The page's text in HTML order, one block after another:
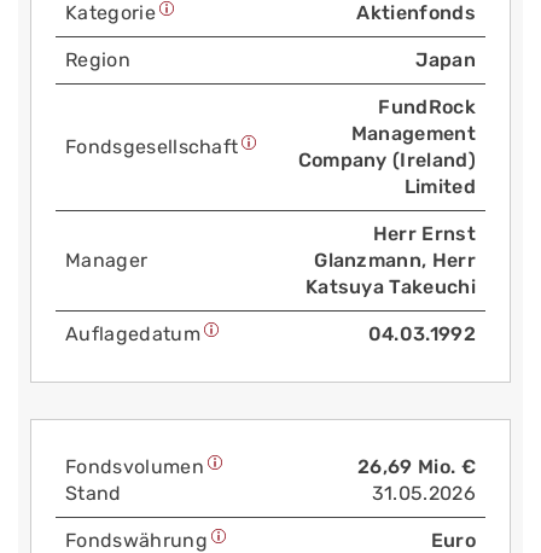
Kategorie Aktienfonds
Region Japan
Fonds­gesellschaft
FundRock
Management
Company (Ireland)
Limited
Manager
Herr Ernst
Glanzmann, Herr
Katsuya Takeuchi
Auflage­datum 04.03.1992
Fonds­volumen
Stand
26,69 Mio. €
31.05.2026
Fonds­währung Euro